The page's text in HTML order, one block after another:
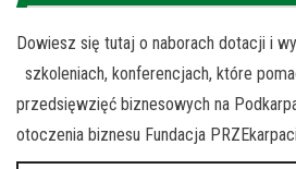
Dowiesz się tutaj o naborach dotacji i
szkoleniach, konferencjach, które
przedsięwzięć biznesowych na
otoczenia biznesu Fundacja